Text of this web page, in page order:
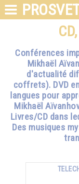
Conférences
Mikhaël
d'actualité
coffrets). DVD
langues pour
Mikhaël
Livres/CD dans
Des musiques